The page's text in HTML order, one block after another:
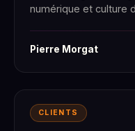
numérique et culture
Pierre Morgat
CLIENTS